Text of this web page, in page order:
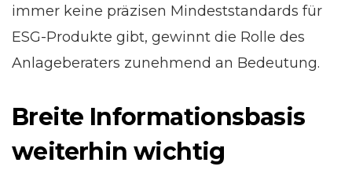
immer keine präzisen Mindeststandards für
ESG-Produkte gibt, gewinnt die Rolle des
Anlageberaters zunehmend an Bedeutung.
Breite Informationsbasis
weiterhin wichtig